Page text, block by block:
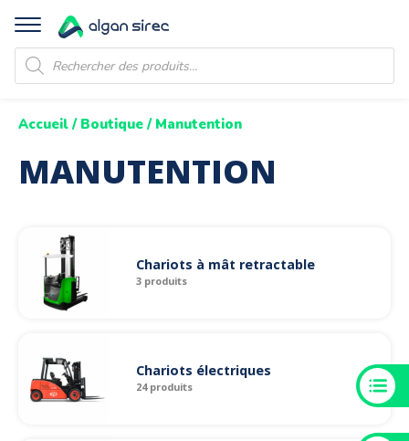
Recherche
de
produits
Accueil / Boutique / Manutention
MANUTENTION
Chariots à mât retractable
3 produits
Chariots électriques
24 produits